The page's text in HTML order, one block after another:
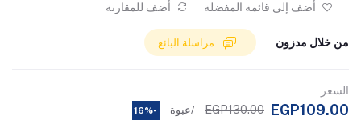
أضف إلى قائمة المفضلة أضف للمقارنة
من خلال مدزون
السعر
EGP109.00
EGP130.00 /عبوة -16%